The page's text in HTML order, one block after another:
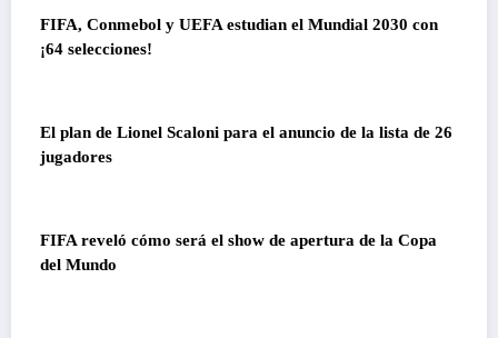
FIFA, Conmebol y UEFA estudian el Mundial 2030 con
¡64 selecciones!
El plan de Lionel Scaloni para el anuncio de la lista de 26
jugadores
FIFA reveló cómo será el show de apertura de la Copa
del Mundo